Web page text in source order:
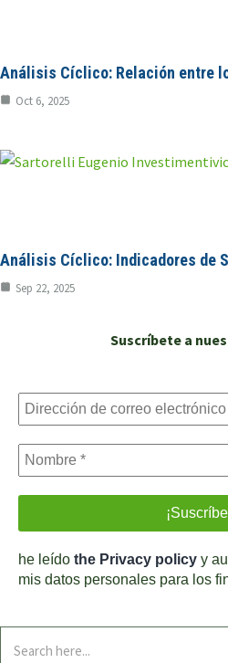
Análisis Cíclico: Relación entre
Oct 6, 2025
Análisis Cíclico: Indicadores de
Sep 22, 2025
Suscríbete a
he leído the Privacy policy y
mis datos personales para los